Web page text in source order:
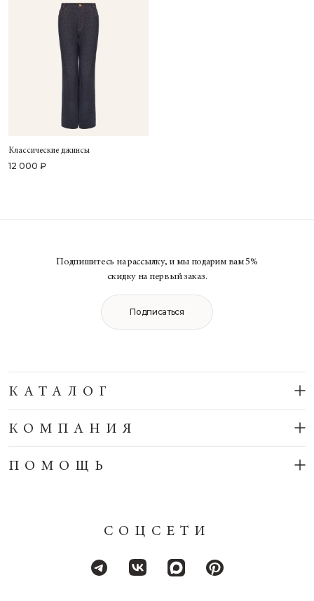
Классические джинсы
12 000 ₽
Подпишитесь на рассылку, и мы подарим вам 5%
скидку на первый заказ.
Подписаться
СОЦСЕТИ
КАТАЛОГ
КОМПАНИЯ
ПОМОЩЬ